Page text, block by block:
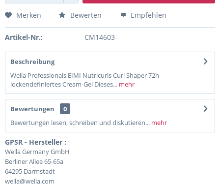
Merken Bewerten Empfehlen
Artikel-Nr.: CM14603
Beschreibung
Wella Professionals EIMI Nutricurls Curl Shaper 72h
lockendefiniertes Cream-Gel Dieses... mehr
Bewertungen
0
Bewertungen lesen, schreiben und diskutieren... mehr
GPSR - Hersteller :
Wella Germany GmbH
Berliner Allee 65-65a
64295 Darmstadt
wella@wella.com